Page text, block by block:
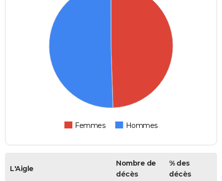
Femmes Hommes
L'Aigle
Nombre de
décès
% des
décès